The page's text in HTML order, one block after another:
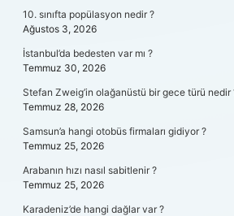
10. sınıfta popülasyon nedir ?
Ağustos 3, 2026
İstanbul’da bedesten var mı ?
Temmuz 30, 2026
Stefan Zweig’in olağanüstü bir gece türü nedir
Temmuz 28, 2026
Samsun’a hangi otobüs firmaları gidiyor ?
Temmuz 25, 2026
Arabanın hızı nasıl sabitlenir ?
Temmuz 25, 2026
Karadeniz’de hangi dağlar var ?